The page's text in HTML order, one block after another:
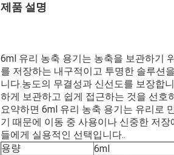
제품 설명
6ml 유리 농축 용기는 농축을 보관하기
를 저장하는 내구적이고 투명한 솔루션
니다.농도의 무결성과 신선도를 보장합
하게 보관하고 쉽게 접근하는 것을 선호
요약하면 6ml 유리 농축 용기는 유리로
기 때문에 이동 중 사용이나 신중한 저
들에게 실용적인 선택입니다..
용량
6ml